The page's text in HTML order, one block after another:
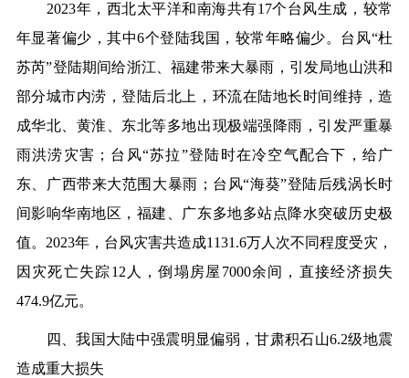
2023年，西北太平洋和南海共有17个台风生成，较常
年显著偏少，其中6个登陆我国，较常年略偏少。台风“杜
苏芮”登陆期间给浙江、福建带来大暴雨，引发局地山洪和
部分城市内涝，登陆后北上，环流在陆地长时间维持，造
成华北、黄淮、东北等多地出现极端强降雨，引发严重暴
雨洪涝灾害；台风“苏拉”登陆时在冷空气配合下，给广
东、广西带来大范围大暴雨；台风“海葵”登陆后残涡长时
间影响华南地区，福建、广东多地多站点降水突破历史极
值。2023年，台风灾害共造成1131.6万人次不同程度受灾，
因灾死亡失踪12人，倒塌房屋7000余间，直接经济损失
474.9亿元。
四、我国大陆中强震明显偏弱，甘肃积石山6.2级地震
造成重大损失